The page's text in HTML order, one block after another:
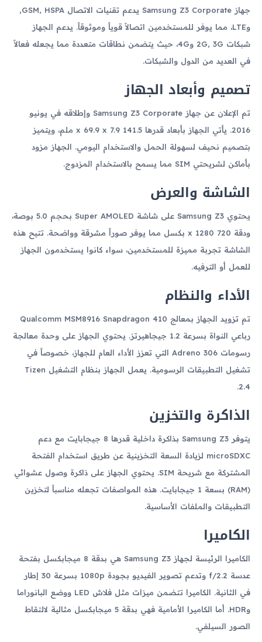
جهاز Samsung Z3 Corporate يدعم تقنيات الاتصال GSM, HSPA,
وLTE، مما يوفر للمستخدمين اتصالاً قوياً وموثوقاً. يدعم الجهاز
شبكات 2G, 3G و4G، حيث يتضمن نطاقات متعددة مما يجعله فعالاً
في العديد من الدول والشبكات.
تصميم وأبعاد الجهاز
تم الإعلان عن جهاز Samsung Z3 Corporate وإطلاقه في يونيو
2016. يأتي الجهاز بأبعاد قدرها 141.5 x 69.9 x 7.9 ملم، ويتميز
بتصميم نحيف لسهولة الحمل والاستخدام اليومي. الجهاز مزود
بأماكن لشريحتي SIM مما يسمح بالاستخدام المزدوج.
الشاشة والعرض
يحتوي Samsung Z3 على شاشة Super AMOLED بحجم 5.0 بوصة،
ودقة 720 x 1280 بكسل مما يوفر صوراً مشرقة وواضحة. تتيح هذه
الشاشة تجربة مميزة للمستخدمين، سواء كانوا يستخدمون الجهاز
للعمل أو الترفيه.
الأداء والنظام
تم تزويد الجهاز بمعالج Qualcomm MSM8916 Snapdragon 410
رباعي النواة بسرعة 1.2 جيجاهيرتز. يحتوي الجهاز على وحدة معالجة
رسومات Adreno 306 التي تعزز الأداء العام للجهاز، خصوصاً في
تشغيل التطبيقات الرسومية. يعمل الجهاز بنظام التشغيل Tizen
2.4.
الذاكرة والتخزين
يتوفر Samsung Z3 بذاكرة داخلية قدرها 8 جيجابايت مع دعم
microSDXC لزيادة السعة التخزينية عن طريق استخدام الفتحة
المشتركة مع شريحة SIM. يحتوي الجهاز على ذاكرة وصول عشوائي
(RAM) بسعة 1 جيجابايت. هذه المواصفات تجعله مناسباً لتخزين
التطبيقات والملفات الأساسية.
الكاميرا
الكاميرا الرئيسة لجهاز Samsung Z3 هي بدقة 8 ميجابكسل بفتحة
عدسة f/2.2 وتدعم تصوير الفيديو بجودة 1080p بسرعة 30 إطار
في الثانية. الكاميرا تتضمن ميزات مثل فلاش LED ووضع البانوراما
وHDR. أما الكاميرا الأمامية فهي بدقة 5 ميجابكسل مثالية لالتقاط
الصور السيلفي.